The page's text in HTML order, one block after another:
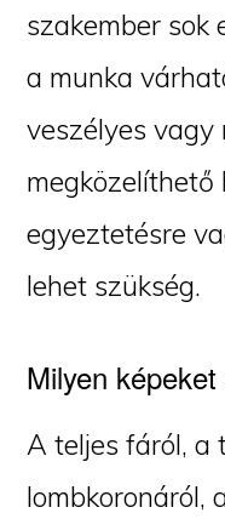
szakember sok
a munka
veszélyes vagy
megközelíthető
egyeztetésre
lehet szükség.
Milyen
A teljes fáról, a
lombkoronáról,